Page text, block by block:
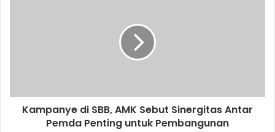
Kampanye di SBB, AMK Sebut Sinergitas Antar
Pemda Penting untuk Pembangunan